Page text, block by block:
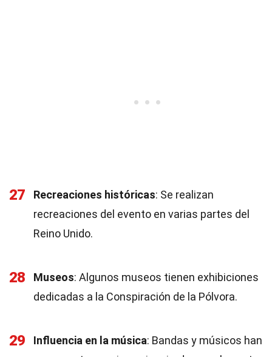
27 Recreaciones históricas: Se realizan
recreaciones del evento en varias partes del
Reino Unido.
28 Museos: Algunos museos tienen exhibiciones
dedicadas a la Conspiración de la Pólvora.
29 Influencia en la música: Bandas y músicos han